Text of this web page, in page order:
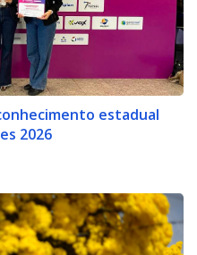
estadual
2026